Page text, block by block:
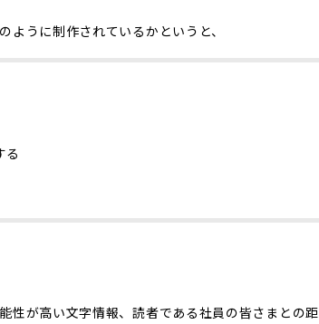
うに制作されているかというと、
る
性が高い文字情報、読者である社員の皆さまとの距